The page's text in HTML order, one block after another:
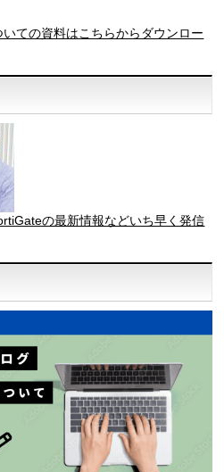
ての資料はこちらからダウンロー
の最新情報などいち早く発信